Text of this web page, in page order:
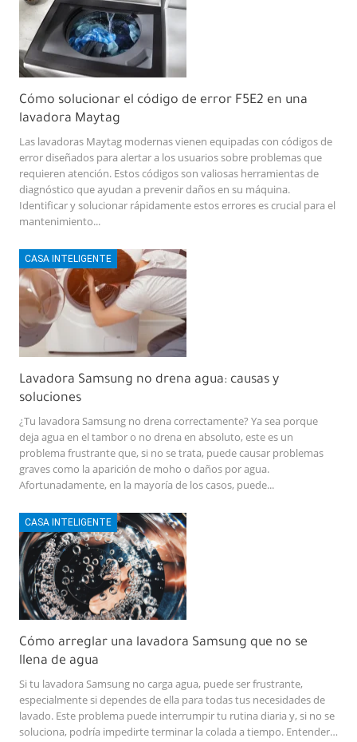
Cómo solucionar el código de error F5E2 en una
lavadora Maytag
Las lavadoras Maytag modernas vienen equipadas con códigos de
error diseñados para alertar a los usuarios sobre problemas que
requieren atención. Estos códigos son valiosas herramientas de
diagnóstico que ayudan a prevenir daños en su máquina.
Identificar y solucionar rápidamente estos errores es crucial para el
mantenimiento...
CASA INTELIGENTE
Lavadora Samsung no drena agua: causas y
soluciones
¿Tu lavadora Samsung no drena correctamente? Ya sea porque
deja agua en el tambor o no drena en absoluto, este es un
problema frustrante que, si no se trata, puede causar problemas
graves como la aparición de moho o daños por agua.
Afortunadamente, en la mayoría de los casos, puede...
CASA INTELIGENTE
Cómo arreglar una lavadora Samsung que no se
llena de agua
Si tu lavadora Samsung no carga agua, puede ser frustrante,
especialmente si dependes de ella para todas tus necesidades de
lavado. Este problema puede interrumpir tu rutina diaria y, si no se
soluciona, podría impedirte terminar la colada a tiempo. Entender…